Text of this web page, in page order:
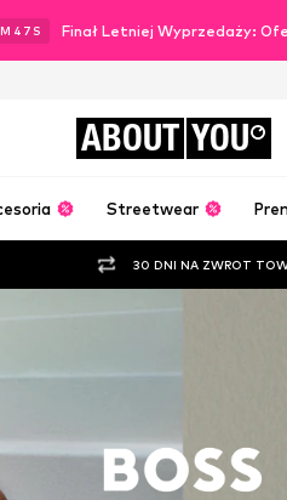
M 46 S Finał Letniej Wyprzedaży:
ABOUT YOU
Streetwear
30 DNI NA ZWROT